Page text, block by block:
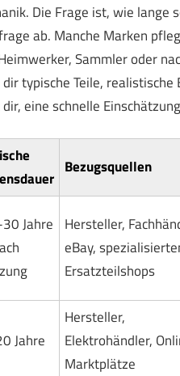
Die Frage ist, wie lange
ab. Manche Marken
Sammler oder
typische Teile,
eine schnelle
Bezugsquellen
Jahre
Hersteller,
eBay,
Ersatzteilshops
Jahre
Hersteller,
Elektrohändler,
Marktplätze